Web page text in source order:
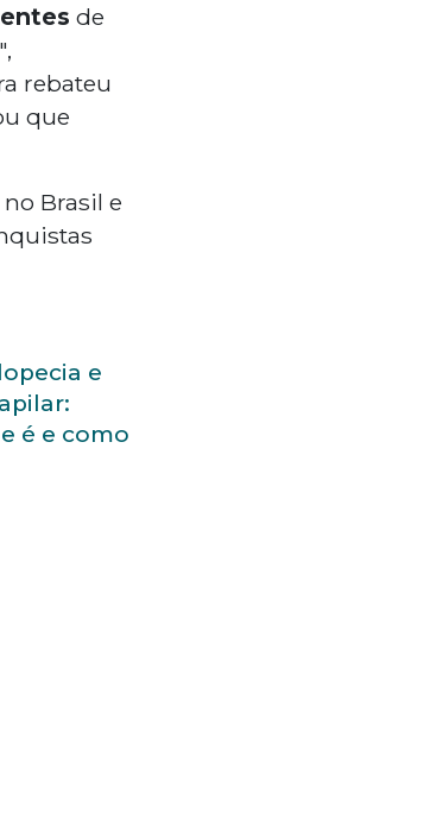
de
rebateu
que
Brasil e
e
é e como